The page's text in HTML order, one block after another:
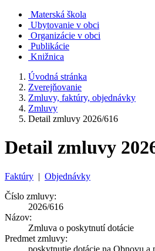
Materská škola
Ubytovanie v obci
Organizácie v obci
Publikácie
Knižnica
Úvodná stránka
Zverejňovanie
Zmluvy, faktúry, objednávky
Zmluvy
Detail zmluvy 2026/616
Detail zmluvy
Faktúry | Objednávky
Číslo zmluvy:
2026/616
Názov:
Zmluva o poskytnutí dotácie
Predmet zmluvy:
poskytnutie dotácie na Obnovu a